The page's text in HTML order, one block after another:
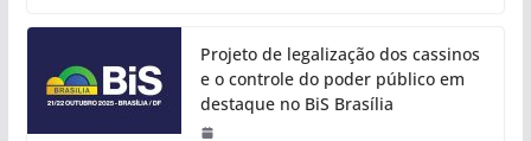
Projeto de legalização dos cassinos
e o controle do poder público em
destaque no BiS Brasília